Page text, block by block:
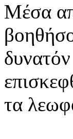
Μέσα
τα